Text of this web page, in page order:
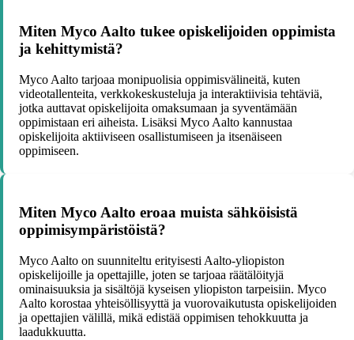
Miten Myco Aalto tukee opiskelijoiden oppimista
ja kehittymistä?
Myco Aalto tarjoaa monipuolisia oppimisvälineitä, kuten
videotallenteita, verkkokeskusteluja ja interaktiivisia tehtäviä,
jotka auttavat opiskelijoita omaksumaan ja syventämään
oppimistaan eri aiheista. Lisäksi Myco Aalto kannustaa
opiskelijoita aktiiviseen osallistumiseen ja itsenäiseen
oppimiseen.
Miten Myco Aalto eroaa muista sähköisistä
oppimisympäristöistä?
Myco Aalto on suunniteltu erityisesti Aalto-yliopiston
opiskelijoille ja opettajille, joten se tarjoaa räätälöityjä
ominaisuuksia ja sisältöjä kyseisen yliopiston tarpeisiin. Myco
Aalto korostaa yhteisöllisyyttä ja vuorovaikutusta opiskelijoiden
ja opettajien välillä, mikä edistää oppimisen tehokkuutta ja
laadukkuutta.